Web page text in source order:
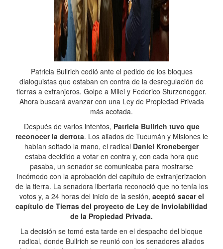
Patricia Bullrich cedió ante el pedido de los bloques
dialoguistas que estaban en contra de la desregulación de
tierras a extranjeros. Golpe a Milei y Federico Sturzenegger.
Ahora buscará avanzar con una Ley de Propiedad Privada
más acotada.
Después de varios intentos, Patricia Bullrich tuvo que
reconocer la derrota. Los aliados de Tucumán y Misiones le
habían soltado la mano, el radical Daniel Kroneberger
estaba decidido a votar en contra y, con cada hora que
pasaba, un senador se comunicaba para mostrarse
incómodo con la aprobación del capítulo de extranjerizacion
de la tierra. La senadora libertaria reconoció que no tenía los
votos y, a 24 horas del inicio de la sesión, aceptó sacar el
capítulo de Tierras del proyecto de Ley de Inviolabilidad
de la Propiedad Privada.
La decisión se tomó esta tarde en el despacho del bloque
radical, donde Bullrich se reunió con los senadores aliados